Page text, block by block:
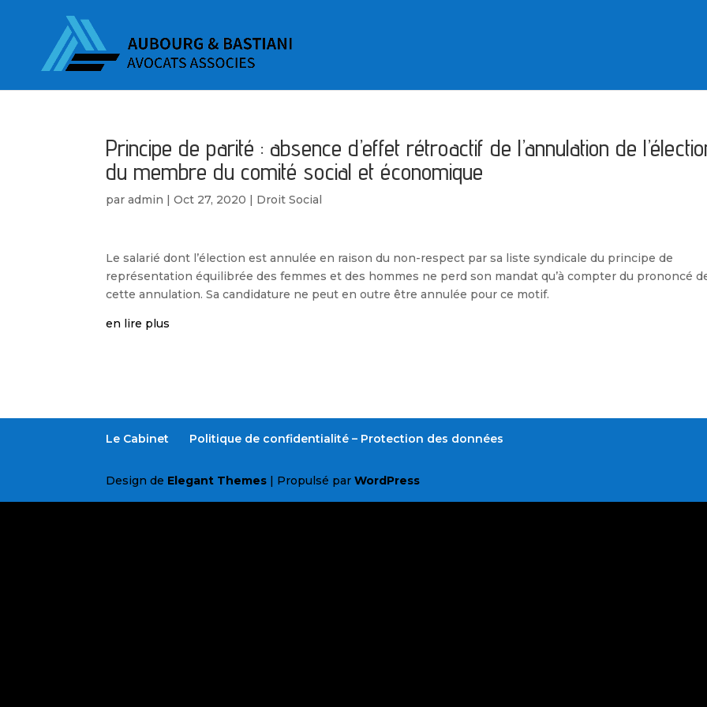
Principe de parité : absence d’effet rétroactif de l’annulation de
du membre du comité social et économique
paradmin |Oct 27, 2020 | Droit Social
Le salarié dont l’élection est annulée en raison du non-respect par sa liste syndicale du principe de
représentation équilibrée des femmes et des hommes ne perd son mandat qu’à compter du prononcé
cette annulation. Sa candidature ne peut en outre être annulée pour ce motif.
en lire plus
Le Cabinet Politique de confidentialité – Protection des données
Design de Elegant Themes | Propulsé parWordPress